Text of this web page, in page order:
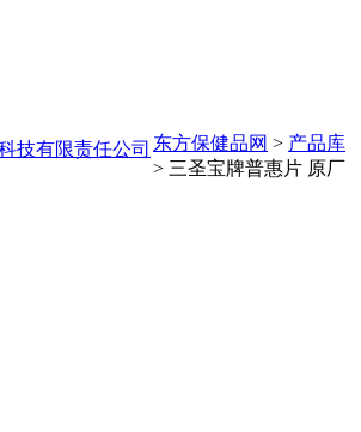
东方保健品网 > 产品库
> 三圣宝牌普惠片 原厂